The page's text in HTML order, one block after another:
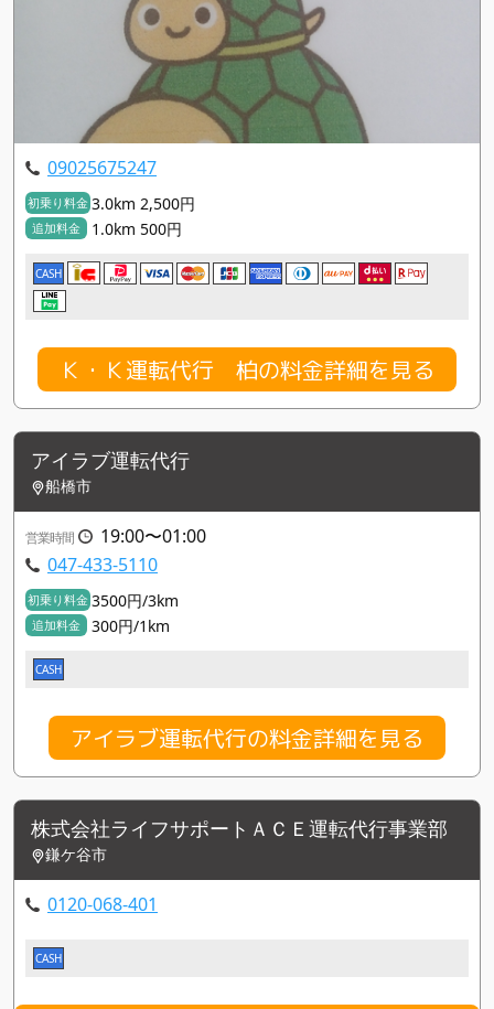
09025675247
初乗り料金 3.0km 2,500円
追加料金 1.0km 500円
CASH
Ｋ・Ｋ運転代行 柏の料金詳細を見る
アイラブ運転代行
船橋市
営業時間
19:00〜01:00
047-433-5110
初乗り料金 3500円/3km
追加料金 300円/1km
CASH
アイラブ運転代行の料金詳細を見る
株式会社ライフサポートＡＣＥ運転代行事業部
鎌ケ谷市
0120-068-401
CASH